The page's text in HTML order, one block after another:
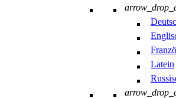
Latein